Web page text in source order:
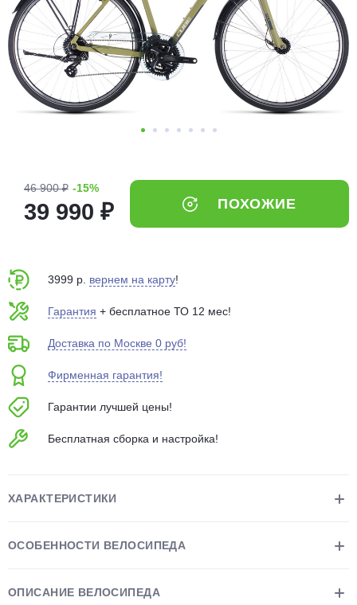
46 900 ₽ -15%
39 990 ₽ ПОХОЖИЕ
3999 р. вернем на карту!
Гарантия + бесплатное ТО 12 мес!
Доставка по Москве 0 руб!
Фирменная гарантия!
Гарантии лучшей цены!
Бесплатная сборка и настройка!
ХАРАКТЕРИСТИКИ
ОСОБЕННОСТИ ВЕЛОСИПЕДА
ОПИСАНИЕ ВЕЛОСИПЕДА
Добавляйте товары
в корзину
Оплачивайте сегодня только
25% картой любого банка
выбранный способом
75% будут
Подробнее
Остались вопросы?